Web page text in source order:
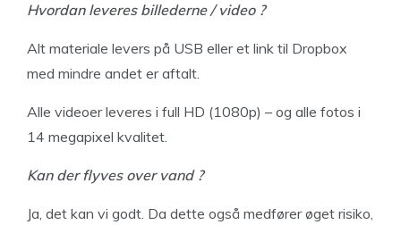
Hvordan leveres billederne / video ?
Alt materiale levers på USB eller et link til Dropbox
med mindre andet er aftalt.
Alle videoer leveres i full HD (1080p) – og alle fotos i
14 megapixel kvalitet.
Kan der flyves over vand ?
Ja, det kan vi godt. Da dette også medfører øget risiko,